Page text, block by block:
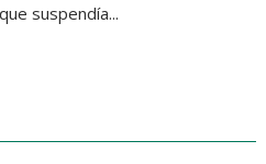
suspendía...